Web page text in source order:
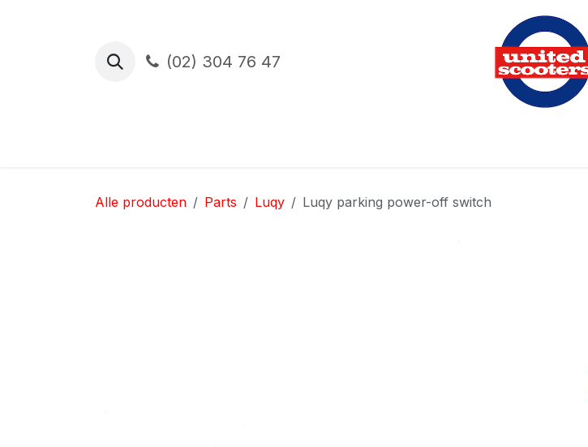
(02) 304 76 47
Alle producten Parts Luqy Luqy parking power-off switch